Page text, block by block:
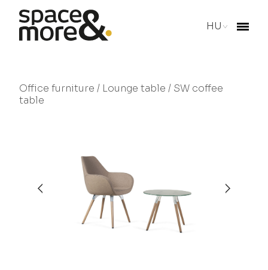
HU
Office furniture / Lounge table / SW coffee
table